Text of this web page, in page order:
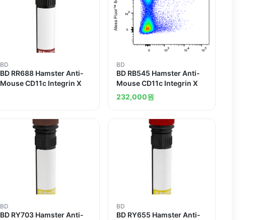
BD
BD RR688 Hamster Anti-
Mouse CD11c Integrin X
BD
BD RB545 Hamster Anti-
Mouse CD11c Integrin X
232,000원
BD
BD RY703 Hamster Anti-
BD
BD RY655 Hamster Anti-